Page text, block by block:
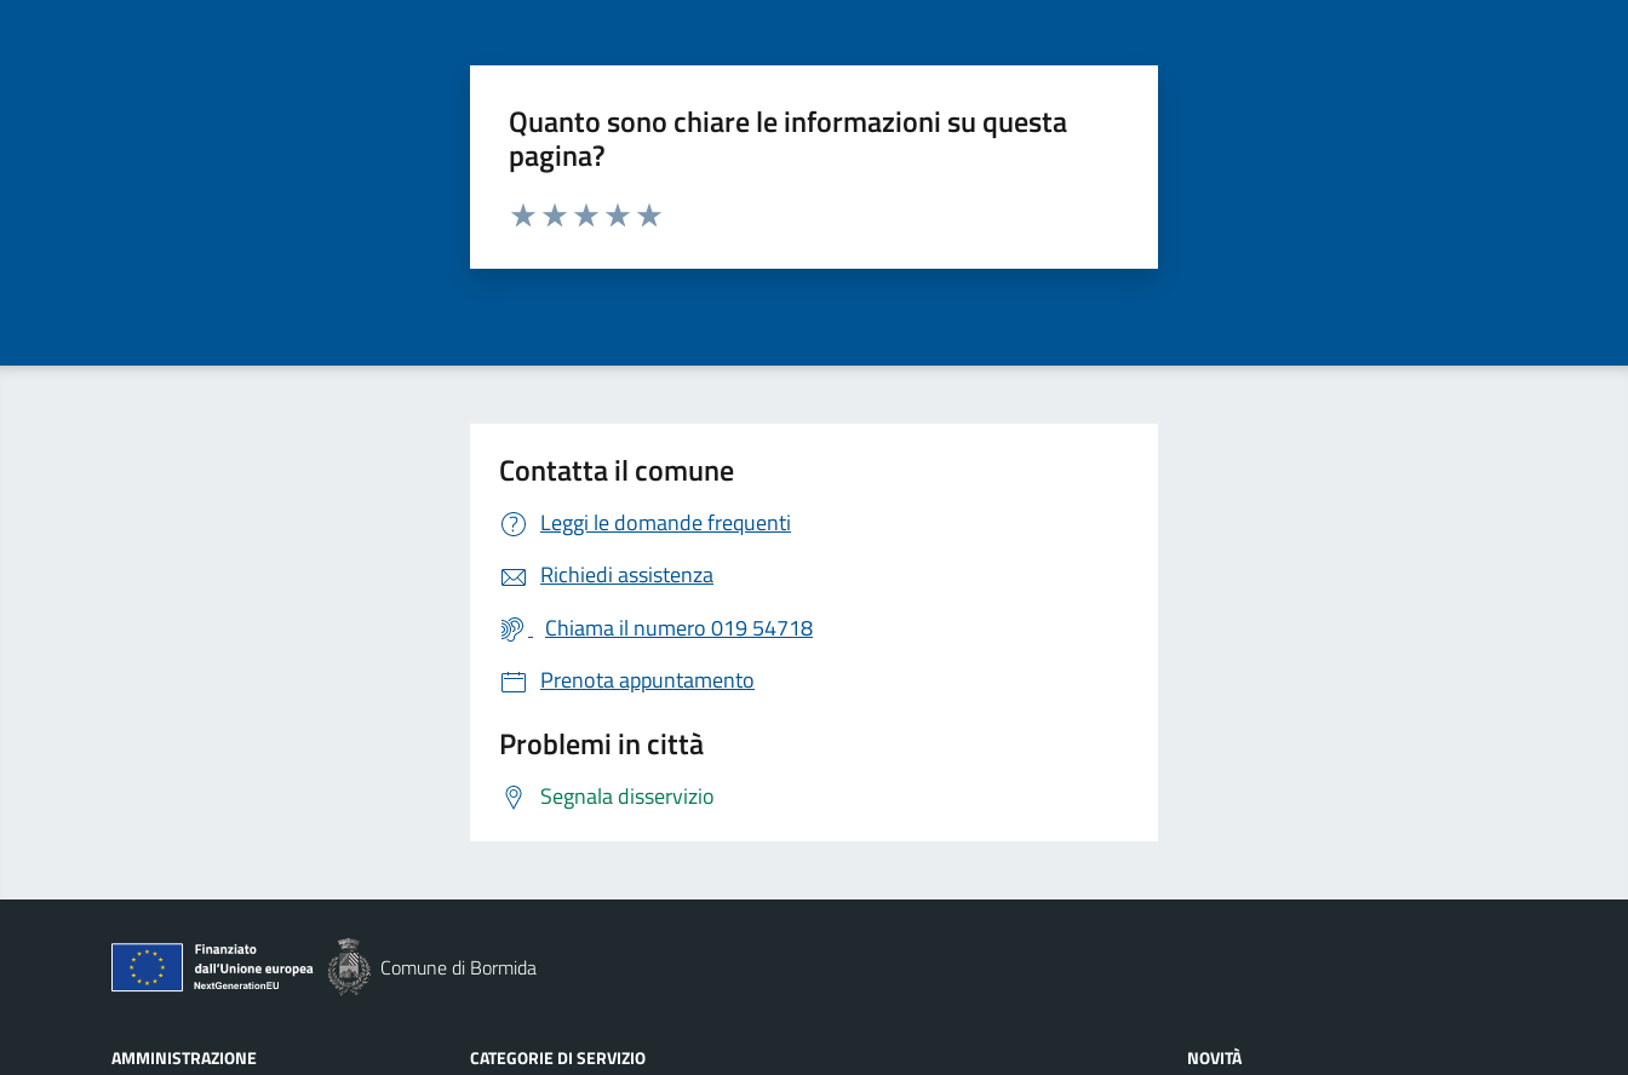
Quanto sono chiare le informazioni su questa
pagina?
Valuta da 1 a 5 stelle la pagina
Contatta il comune
Leggi le domande frequenti
Richiedi assistenza
Chiama il numero 019 54718
Prenota appuntamento
Problemi in città
Segnala disservizio
Comune di Bormida
AMMINISTRAZIONE CATEGORIE DI SERVIZIO NOVITÀ